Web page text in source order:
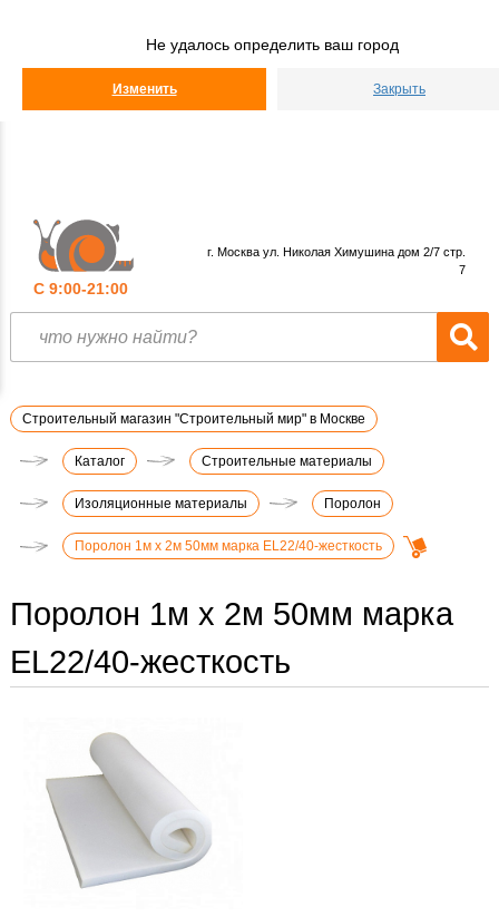
Не удалось определить ваш город
Изменить Закрыть
С 9:00-21:00
г. Москва ул. Николая Химушина дом 2/7 стр.
7
Строительный магазин "Строительный мир" в Москве
Каталог Строительные материалы
Изоляционные материалы Поролон
Поролон 1м х 2м 50мм марка EL22/40-жесткость
Поролон 1м х 2м 50мм марка
EL22/40-жесткость